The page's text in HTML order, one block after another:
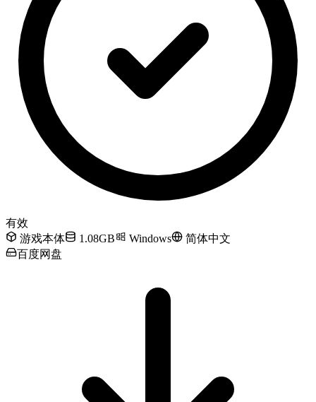
有效
游戏本体
1.08GB Windows
简体中文
百度网盘